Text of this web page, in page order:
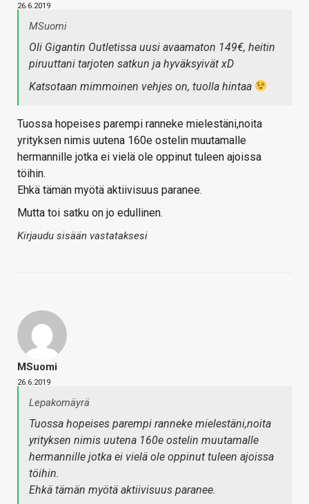
26.6.2019
MSuomi
Oli Gigantin Outletissa uusi avaamaton 149€, heitin
piruuttani tarjoten satkun ja hyväksyivät xD
Katsotaan mimmoinen vehjes on, tuolla hintaa
Tuossa hopeises parempi ranneke mielestäni,noita
yrityksen nimis uutena 160e ostelin muutamalle
hermannille jotka ei vielä ole oppinut tuleen ajoissa
töihin.
Ehkä tämän myötä aktiivisuus paranee.
Mutta toi satku on jo edullinen.
Kirjaudu sisään vastataksesi
MSuomi
26.6.2019
Lepakomäyrä
Tuossa hopeises parempi ranneke mielestäni,noita
yrityksen nimis uutena 160e ostelin muutamalle
hermannille jotka ei vielä ole oppinut tuleen ajoissa
töihin.
Ehkä tämän myötä aktiivisuus paranee.